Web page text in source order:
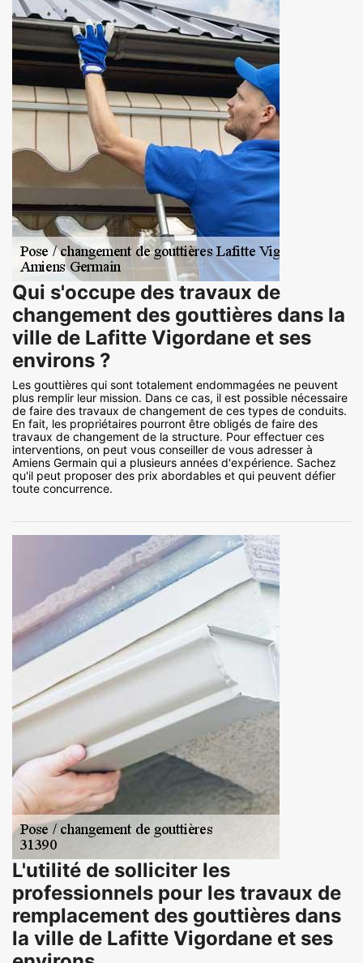
Qui s'occupe des travaux de
changement des gouttières dans la
ville de Lafitte Vigordane et ses
environs ?
Les gouttières qui sont totalement endommagées ne peuvent
plus remplir leur mission. Dans ce cas, il est possible nécessaire
de faire des travaux de changement de ces types de conduits.
En fait, les propriétaires pourront être obligés de faire des
travaux de changement de la structure. Pour effectuer ces
interventions, on peut vous conseiller de vous adresser à
Amiens Germain qui a plusieurs années d'expérience. Sachez
qu'il peut proposer des prix abordables et qui peuvent défier
toute concurrence.
L'utilité de solliciter les
professionnels pour les travaux de
remplacement des gouttières dans
la ville de Lafitte Vigordane et ses